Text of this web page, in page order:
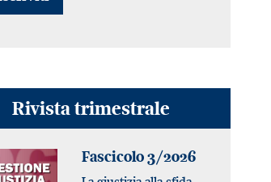
Rivista trimestrale
Fascicolo 3/2026